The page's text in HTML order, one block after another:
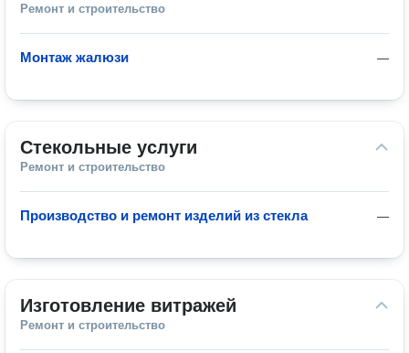
Ремонт и строительство
—
Монтаж жалюзи
Стекольные услуги
Ремонт и строительство
—
Производство и ремонт изделий из стекла
Изготовление витражей
Ремонт и строительство